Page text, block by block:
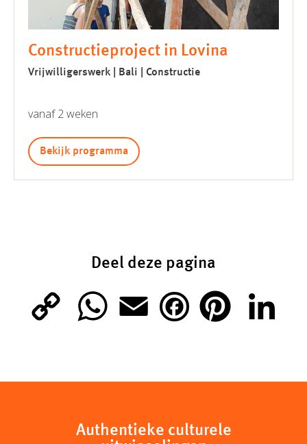
Constructieproject in Lovina
Vrijwilligerswerk | Bali | Constructie
vanaf 2 weken
Bekijk programma
Deel deze pagina
W
t i
F
e
Authentieke culturele